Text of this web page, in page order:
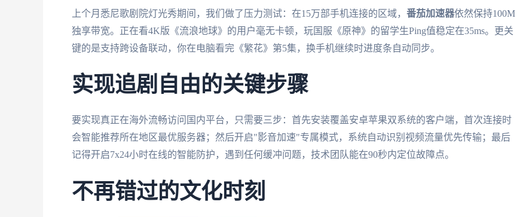
上个月悉尼歌剧院灯光秀期间，我们做了压力测试：在15万部手机连接的区域， 番茄加速器依然保持100M
独享带宽。正在看4K版《流浪地球》的用户毫无卡顿，玩国服《原神》的留学生Ping值稳定在35ms。更关
键的是支持跨设备联动，你在电脑看完《繁花》第5集，换手机继续时进度条自动同步。
实现追剧自由的关键步骤
要实现真正在海外流畅访问国内平台，只需要三步：首先安装覆盖安卓苹果双系统的客户端，首次连接时
会智能推荐所在地区最优服务器；然后开启"影音加速"专属模式，系统自动识别视频流量优先传输；最后
记得开启7x24小时在线的智能防护，遇到任何缓冲问题，技术团队能在90秒内定位故障点。
不再错过的文化时刻